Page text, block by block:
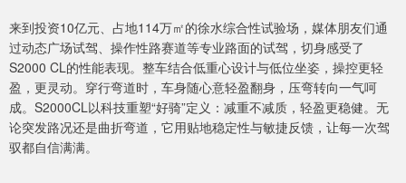
来到投资10亿元、占地114万㎡的徐水综合性试验场，媒体朋友们通
过动态广场试驾、操作性路赛道等专业路面的试驾，切身感受了
S2000 CL的性能表现。整车结合低重心设计与低位坐姿，操控更轻
盈，更灵动。穿行弯道时，车身随心意轻盈翻身，压弯转向一气呵
成。S2000CL以科技重塑“好骑”定义：减重不减质，轻盈更稳健。无
论突发路况还是曲折弯道，它用贴地稳定性与敏捷反馈，让每一次驾
驭都自信满满。